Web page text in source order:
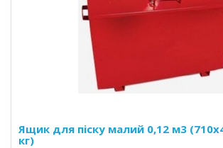
Ящик для пiску малий 0,12 м3
кг)